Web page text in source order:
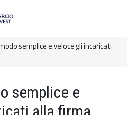
semplice e veloce gli incaricati
semplice e